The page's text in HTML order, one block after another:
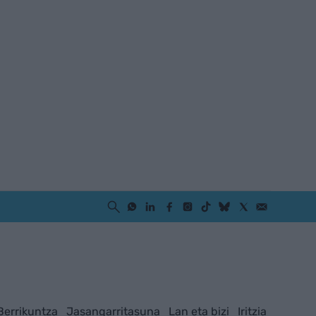
Jasangarritasuna Lan eta bizi Iritzia